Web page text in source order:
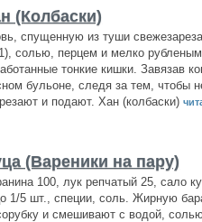
(Колбаски)
спущенную из туши
солью, перцем и мелко
тонкие кишки. Завязав
бульоне, следя за тем, чтобы
и подают. Хан (колбаски)
(Вареники на пару)
100, лук репчатый 25, сало
1/5 шт., специи, соль. Жирную
и смешивают с водой,